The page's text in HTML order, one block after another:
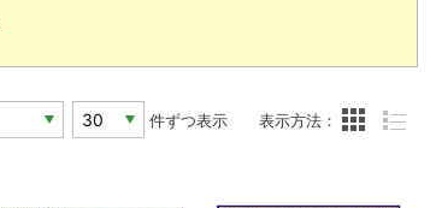
件ずつ表示 表示方法：